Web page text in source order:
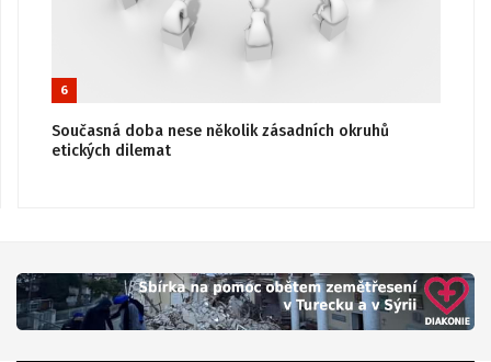
6
Současná doba nese několik zásadních okruhů
etických dilemat